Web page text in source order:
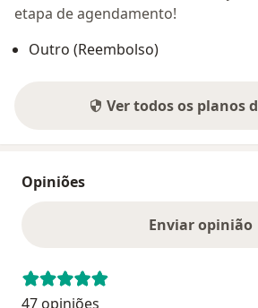
etapa de agendamento!
Outro (Reembolso)
Ver todos os planos
Opiniões
Enviar opinião
47 opiniões